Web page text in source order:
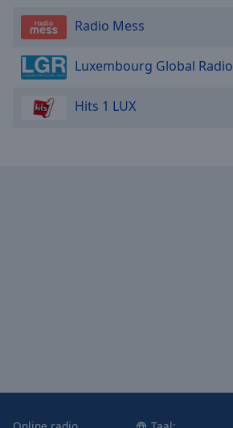
Radio Mess
Luxembourg Global Radio
Hits 1 LUX